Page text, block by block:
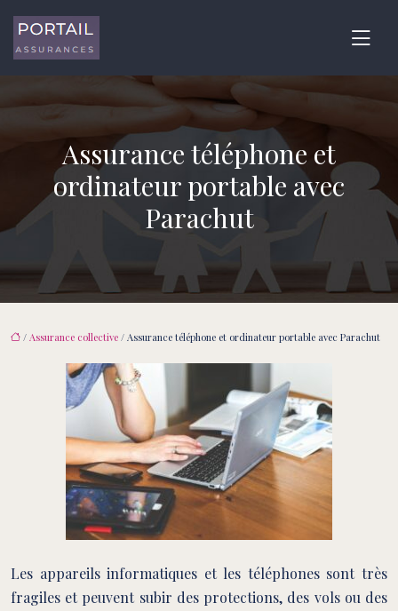
Assurance téléphone et
ordinateur portable avec
Parachut
/ Assurance collective / Assurance téléphone et ordinateur portable avec Parachut
Les appareils informatiques et les téléphones sont très
fragiles et peuvent subir des protections, des vols ou des